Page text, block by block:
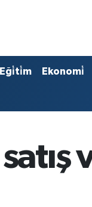
Eği̇ti̇m Ekonomi̇